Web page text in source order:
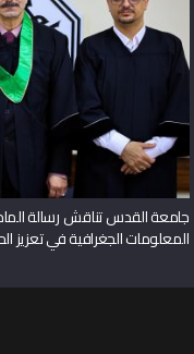
جامعة القدس تناقش رسالة
المعلومات الجغرافية في تعزيز